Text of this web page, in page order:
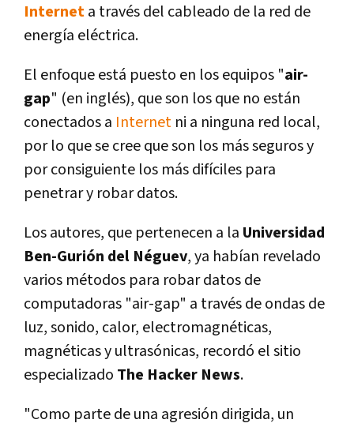
Interneta través del cableado de la red de
energí­a eléctrica.
El enfoque está puesto en los equipos "air-
gap" (en inglés), que son los que no están
conectados a Internet ni a ninguna red local,
por lo que se cree que son los más seguros y
por consiguiente los más difí­ciles para
penetrar y robar datos.
Los autores, que pertenecen a la Universidad
Ben-Gurión del Néguev, ya habí­an revelado
varios métodos para robar datos de
computadoras "air-gap" a través de ondas de
luz, sonido, calor, electromagnéticas,
magnéticas y ultrasónicas, recordó el sitio
especializado The Hacker News.
"Como parte de una agresión dirigida, un